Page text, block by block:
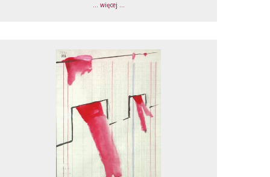
... więcej ...